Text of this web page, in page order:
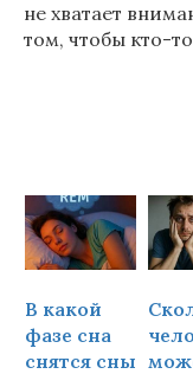
не хватает
том, чтобы кто-
В какой
фазе сна
снятся сны